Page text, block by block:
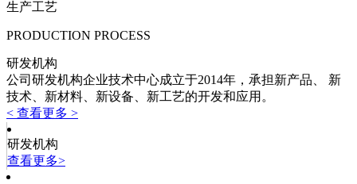
生产工艺
PRODUCTION PROCESS
研发机构
公司研发机构企业技术中心成立于2014年，承担新产品、 新
技术、新材料、新设备、新工艺的开发和应用。
< 查看更多 >
研发机构
查看更多>